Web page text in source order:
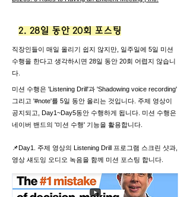
2. 28일 동안 20회 포스팅
직장인들이 매일 올리기 쉽지 않지만, 일주일에 5일 미션
수행을 한다고 생각하시면 28일 동안 20회 어렵지 않습니
다.
미션 수행은 'Listening Drill'과 'Shadowing voice recording'
그리고 '#note'를 5일 동안 올리는 것입니다. 주제 영상이
공지되고, Day1~Day5동안 수행하게 됩니다. 미션 수행은
네이버 밴드의 '미션 수행' 기능을 활용합니다.
📌Day1. 주제 영상의 Listening Drill 프로그램 스크린 샷과,
영상 섀도잉 오디오 녹음을 함께 미션 포스팅 합니다.